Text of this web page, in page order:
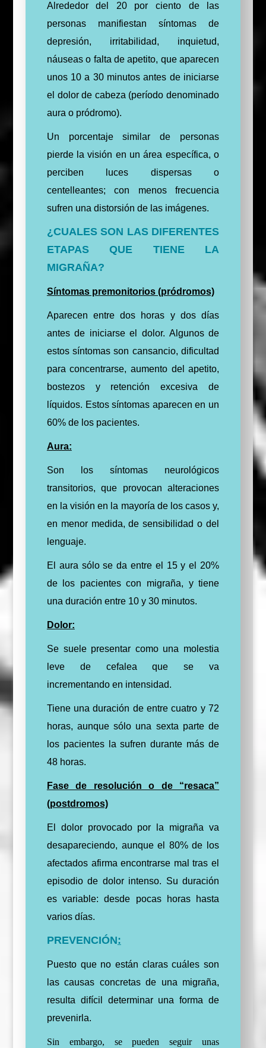
Alrededor del 20 por ciento de las
personas manifiestan síntomas de
depresión, irritabilidad, inquietud,
náuseas o falta de apetito, que aparecen
unos 10 a 30 minutos antes de iniciarse
el dolor de cabeza (período denominado
aura o pródromo).
Un porcentaje similar de personas
pierde la visión en un área específica, o
perciben luces dispersas o
centelleantes; con menos frecuencia
sufren una distorsión de las imágenes.
¿CUALES SON LAS DIFERENTES
ETAPAS QUE TIENE LA
MIGRAÑA?
Síntomas premonitorios (pródromos)
Aparecen entre dos horas y dos días
antes de iniciarse el dolor. Algunos de
estos síntomas son cansancio, dificultad
para concentrarse, aumento del apetito,
bostezos y retención excesiva de
líquidos. Estos síntomas aparecen en un
60% de los pacientes.
Aura:
Son los síntomas neurológicos
transitorios, que provocan alteraciones
en la visión en la mayoría de los casos y,
en menor medida, de sensibilidad o del
lenguaje.
El aura sólo se da entre el 15 y el 20%
de los pacientes con migraña, y tiene
una duración entre 10 y 30 minutos.
Dolor:
Se suele presentar como una molestia
leve de cefalea que se va
incrementando en intensidad.
Tiene una duración de entre cuatro y 72
horas, aunque sólo una sexta parte de
los pacientes la sufren durante más de
48 horas.
Fase de resolución o de “resaca”
(postdromos)
El dolor provocado por la migraña va
desapareciendo, aunque el 80% de los
afectados afirma encontrarse mal tras el
episodio de dolor intenso. Su duración
es variable: desde pocas horas hasta
varios días.
PREVENCIÓN:
Puesto que no están claras cuáles son
las causas concretas de una migraña,
resulta difícil determinar una forma de
prevenirla.
Sin embargo, se pueden seguir unas